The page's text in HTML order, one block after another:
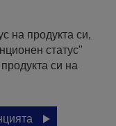
на продукта си,
статус"
си на